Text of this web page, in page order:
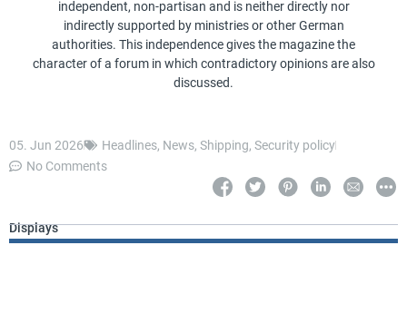
independent, non-partisan and is neither directly nor
indirectly supported by ministries or other German
authorities. This independence gives the magazine the
character of a forum in which contradictory opinions are also
discussed.
05. Jun 2026 Headlines, News, Shipping, Security policy
No Comments
Displays